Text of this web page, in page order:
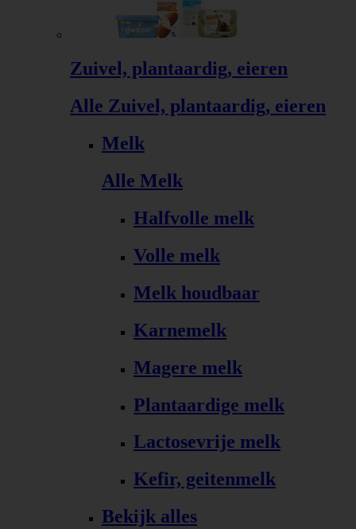
Zuivel, plantaardig, eieren
Alle Zuivel, plantaardig, eieren
Melk
Alle Melk
Halfvolle melk
Volle melk
Melk houdbaar
Karnemelk
Magere melk
Plantaardige melk
Lactosevrije melk
Kefir, geitenmelk
Bekijk alles